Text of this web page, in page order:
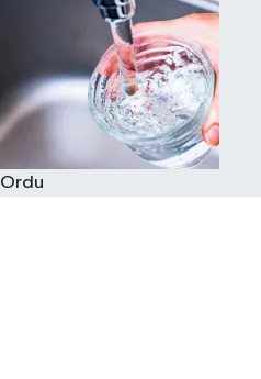
Ordu